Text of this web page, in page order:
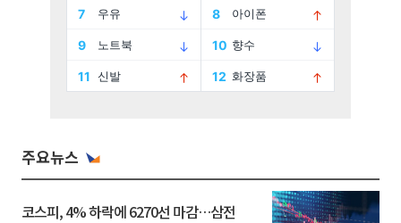
주요뉴스
코스피, 4% 하락에 6270선 마감…삼전